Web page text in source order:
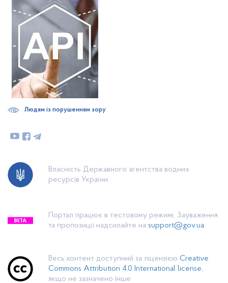
Власність Державного агентства водних
ресурсів України.
Портал працює в тестовому режимі. Зауваження
та пропозиції надсилайте на support@gov.ua
Весь контент доступний за ліцензією Creative
Commons Attribution 4.0 International license,
якщо не зазначено інше
Людям із порушенням зору